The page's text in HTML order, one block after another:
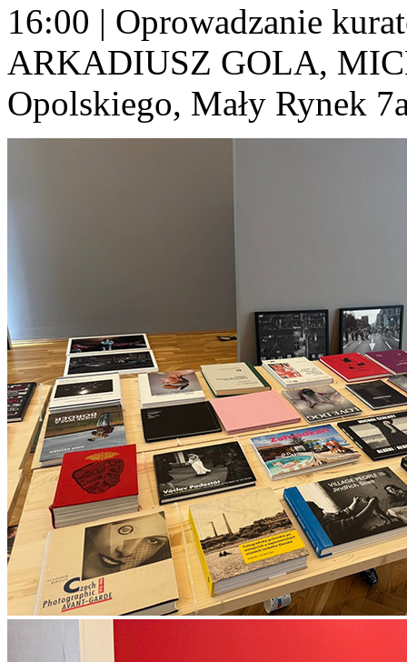
16:00 | Oprowadzanie
ARKADIUSZ GOLA,
Opolskiego, Mały Rynek